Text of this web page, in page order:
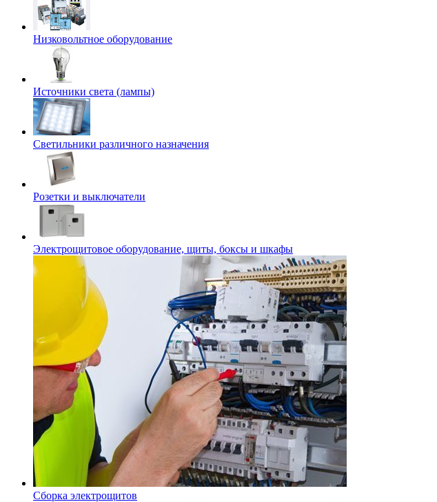
Низковольтное оборудование
Источники света (лампы)
Светильники различного назначения
Розетки и выключатели
Электрощитовое оборудование, щиты, боксы и шкафы
Сборка электрощитов